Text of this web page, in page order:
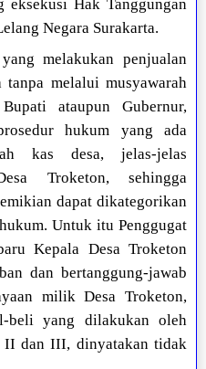
eksekusi Hak Tanggungan
Negara Surakarta.
melakukan penjualan
melalui musyawarah
ataupun Gubernur,
hukum yang ada
kas desa, jelas-jelas
Troketon, sehingga
dapat dikategorikan
Untuk itu Penggugat
Kepala Desa Troketon
dan bertanggung-jawab
milik Desa Troketon,
beli yang dilakukan oleh
II dan III, dinyatakan tidak